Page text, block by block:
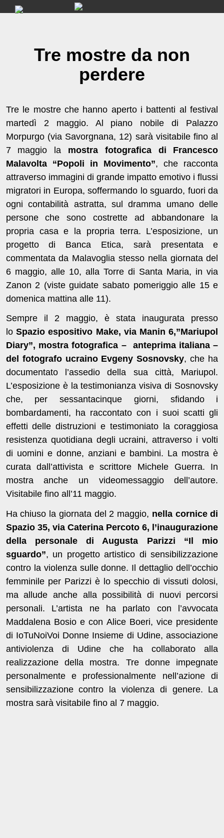
Skip
Tre mostre da non
perdere
Tre le mostre che hanno aperto i battenti al festival
martedì 2 maggio. Al piano nobile di Palazzo
Morpurgo (via Savorgnana, 12) sarà visitabile fino al
7 maggio la mostra fotografica di Francesco
Malavolta “Popoli in Movimento”, che racconta
attraverso immagini di grande impatto emotivo i flussi
migratori in Europa, soffermando lo sguardo, fuori da
ogni contabilità astratta, sul dramma umano delle
persone che sono costrette ad abbandonare la
propria casa e la propria terra. L’esposizione, un
progetto di Banca Etica, sarà presentata e
commentata da Malavoglia stesso nella giornata del
6 maggio, alle 10, alla Torre di Santa Maria, in via
Zanon 2 (viste guidate sabato pomeriggio alle 15 e
domenica mattina alle 11).
Sempre il 2 maggio, è stata inaugurata presso
lo Spazio espositivo Make, via Manin 6,”Mariupol
Diary”, mostra fotografica – anteprima italiana –
del fotografo ucraino Evgeny Sosnovsky, che ha
documentato l’assedio della sua città, Mariupol.
L’esposizione è la testimonianza visiva di Sosnovsky
che, per sessantacinque giorni, sfidando i
bombardamenti, ha raccontato con i suoi scatti gli
effetti delle distruzioni e testimoniato la coraggiosa
resistenza quotidiana degli ucraini, attraverso i volti
di uomini e donne, anziani e bambini. La mostra è
curata dall’attivista e scrittore Michele Guerra. In
mostra anche un videomessaggio dell’autore.
Visitabile fino all’11 maggio.
Ha chiuso la giornata del 2 maggio, nella cornice di
Spazio 35, via Caterina Percoto 6, l’inaugurazione
della personale di Augusta Parizzi “Il mio
sguardo”, un progetto artistico di sensibilizzazione
contro la violenza sulle donne. Il dettaglio dell’occhio
femminile per Parizzi è lo specchio di vissuti dolosi,
ma allude anche alla possibilità di nuovi percorsi
personali. L’artista ne ha parlato con l’avvocata
Maddalena Bosio e con Alice Boeri, vice presidente
di IoTuNoiVoi Donne Insieme di Udine, associazione
antiviolenza di Udine che ha collaborato alla
realizzazione della mostra. Tre donne impegnate
personalmente e professionalmente nell’azione di
sensibilizzazione contro la violenza di genere. La
mostra sarà visitabile fino al 7 maggio.